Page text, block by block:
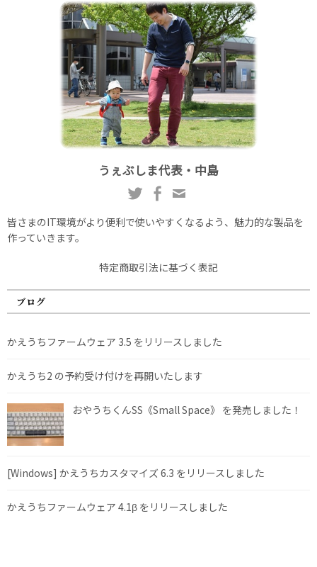
うぇぶしま代表・中島
皆さまのIT環境がより便利で使いやすくなるよう、魅力的な製品を
作っていきます。
特定商取引法に基づく表記
ブログ
かえうちファームウェア 3.5 をリリースしました
かえうち2 の予約受け付けを再開いたします
おやうちくんSS《Small Space》 を発売しました！
[Windows] かえうちカスタマイズ 6.3 をリリースしました
かえうちファームウェア 4.1β をリリースしました